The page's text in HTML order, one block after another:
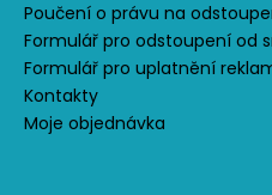
Poučení o právu na
Formulář pro odstoupení od
Formulář pro uplatnění
Kontakty
Moje objednávka